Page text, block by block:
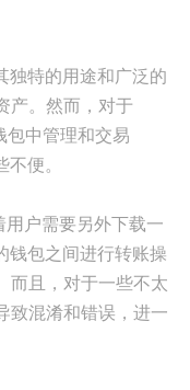
独特的用途和广泛的
产。然而，对于
包中管理和交易
便。
户需要另外下载一
钱包之间进行转账操
而且，对于一些不太
致混淆和错误，进一